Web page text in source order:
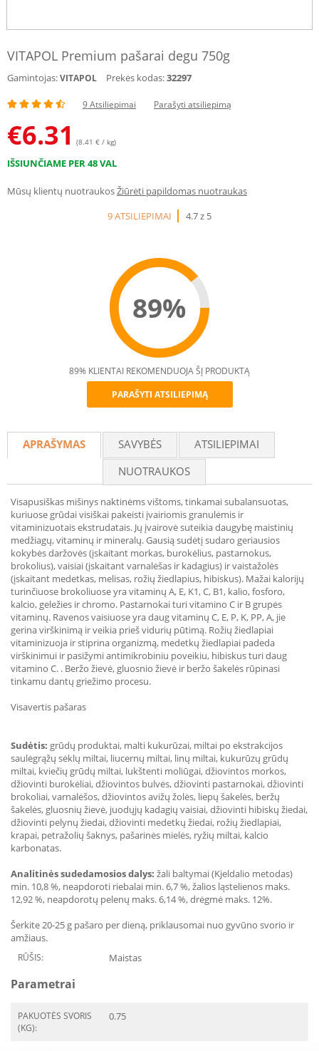
VITAPOL Premium pašarai degu 750g
Gamintojas:VITAPOL Prekės kodas:32297
9 Atsiliepimai Parašyti atsiliepimą
€6.31 (8.41 € / kg)
IŠSIUNČIAME PER 48 VAL
Mūsų klientų nuotraukosŽiūrėti papildomas nuotraukas
9 ATSILIEPIMAI
4.7 z 5
89%
Recommend
89% KLIENTAI REKOMENDUOJA ŠĮ PRODUKTĄ
PARAŠYTI ATSILIEPIMĄ
APRAŠYMAS SAVYBĖS
ATSILIEPIMAI
NUOTRAUKOS
Visapusiškas mišinys naktinėms vištoms, tinkamai subalansuotas,
kuriuose grūdai visiškai pakeisti įvairiomis granulėmis ir
vitaminizuotais ekstrudatais. Jų įvairovė suteikia daugybę maistinių
medžiagų, vitaminų ir mineralų. Gausią sudėtį sudaro geriausios
kokybės daržovės (įskaitant morkas, burokėlius, pastarnokus,
brokolius), vaisiai (įskaitant varnalėšas ir kadagius) ir vaistažolės
(įskaitant medetkas, melisas, rožių žiedlapius, hibiskus). Mažai kalorijų
turinčiuose brokoliuose yra vitaminų A, E, K1, C, B1, kalio, fosforo,
kalcio, geležies ir chromo. Pastarnokai turi vitamino C ir B grupės
vitaminų. Ravenos vaisiuose yra daug vitaminų C, E, P, K, PP, A, jie
gerina virškinimą ir veikia prieš vidurių pūtimą. Rožių žiedlapiai
vitaminizuoja ir stiprina organizmą, medetkų žiedlapiai padeda
virškinimui ir pasižymi antimikrobiniu poveikiu, hibiskus turi daug
vitamino C. . Beržo žievė, gluosnio žievė ir beržo šakelės rūpinasi
tinkamu dantų griežimo procesu.
Visavertis pašaras
Sudėtis: grūdų produktai, malti kukurūzai, miltai po ekstrakcijos
saulėgrąžų sėklų miltai, liucernų miltai, linų miltai, kukurūzų grūdų
miltai, kviečių grūdų miltai, lukštenti moliūgai, džiovintos morkos,
džiovinti burokėliai, džiovintos bulvės, džiovinti pastarnokai, džiovinti
brokoliai, varnalėšos, džiovintos avižų žolės, liepų šakelės, beržų
šakelės, gluosnių žievė, juodųjų kadagių vaisiai, džiovinti hibiskų žiedai,
džiovinti pelynų žiedai, džiovinti medetkų žiedai, rožių žiedlapiai,
krapai, petražolių šaknys, pašarinės mielės, ryžių miltai, kalcio
karbonatas.
Analitinės sudedamosios dalys: žali baltymai (Kjeldalio metodas)
min. 10,8 %, neapdoroti riebalai min. 6,7 %, žalios ląstelienos maks.
12,92 %, neapdorotų pelenų maks. 6,14 %, drėgmė maks. 12%.
Šerkite 20-25 g pašaro per dieną, priklausomai nuo gyvūno svorio ir
amžiaus.
RŪŠIS: Maistas
Parametrai
PAKUOTĖS SVORIS
(KG):
0.75